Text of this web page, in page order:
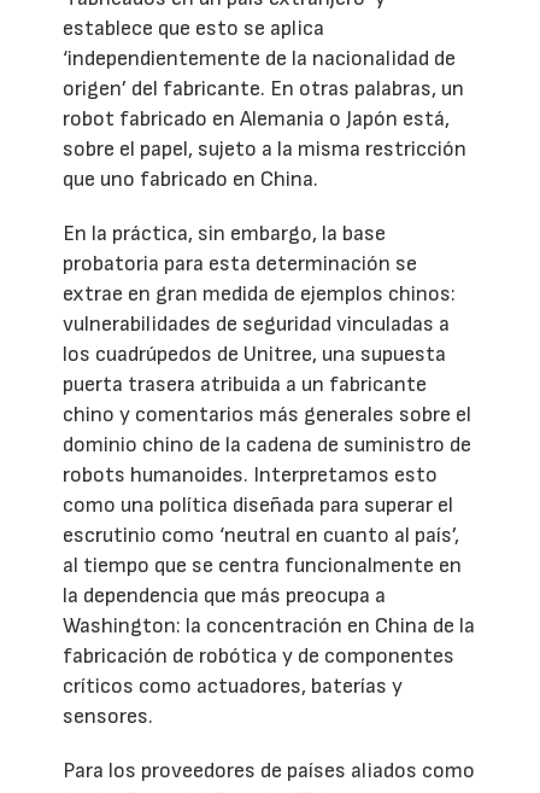
establece que esto se aplica
‘independientemente de la nacionalidad de
origen’ del fabricante. En otras palabras, un
robot fabricado en Alemania o Japón está,
sobre el papel, sujeto a la misma restricción
que uno fabricado en China.
En la práctica, sin embargo, la base
probatoria para esta determinación se
extrae en gran medida de ejemplos chinos:
vulnerabilidades de seguridad vinculadas a
los cuadrúpedos de Unitree, una supuesta
puerta trasera atribuida a un fabricante
chino y comentarios más generales sobre el
dominio chino de la cadena de suministro de
robots humanoides. Interpretamos esto
como una política diseñada para superar el
escrutinio como ‘neutral en cuanto al país’,
al tiempo que se centra funcionalmente en
la dependencia que más preocupa a
Washington: la concentración en China de la
fabricación de robótica y de componentes
críticos como actuadores, baterías y
sensores.
Para los proveedores de países aliados como